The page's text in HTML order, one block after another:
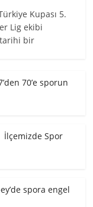
Kupası 5.
Lig ekibi
tarihi bir
70’e sporun
İlçemizde Spor
spora engel